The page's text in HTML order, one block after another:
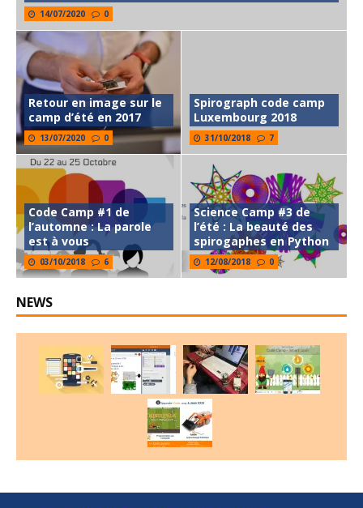
14/07/2020 0
Retour en image sur le
camp d’été en 2017
13/07/2020 0
Spirograph code camp
Luxembourg 2018
31/10/2018 7
Code Camp #1 de
l’automne : La parole
est à vous
03/10/2018 6
Science Camp #3 de
l’été : La beauté des
spirogaphes en Python
12/08/2018 0
NEWS